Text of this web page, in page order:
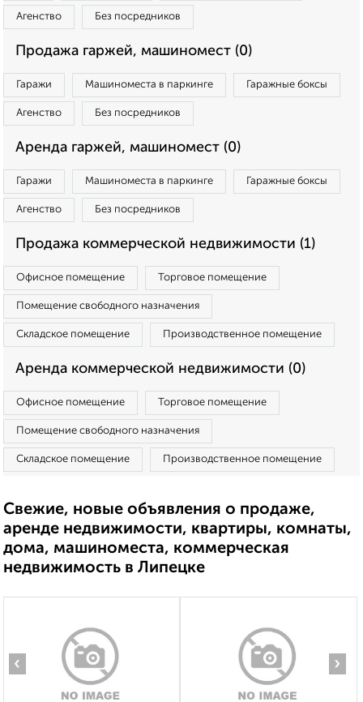
Агенство Без посредников
Продажа гаржей, машиномест (0)
Гаражи Машиноместа в паркинге Гаражные боксы
Агенство Без посредников
Аренда гаржей, машиномест (0)
Гаражи Машиноместа в паркинге Гаражные боксы
Агенство Без посредников
Продажа коммерческой недвижимости (1)
Офисное помещение Торговое помещение
Помещение свободного назначения
Складское помещение Производственное помещение
Аренда коммерческой недвижимости (0)
Офисное помещение Торговое помещение
Помещение свободного назначения
Складское помещение Производственное помещение
Свежие, новые объявления о продаже,
аренде недвижимости, квартиры, комнаты,
дома, машиноместа, коммерческая
недвижимость в Липецке
‹ ›